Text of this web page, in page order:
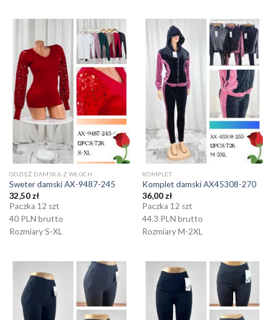
ODZIEŻ DAMSKA Z WŁOCH
Sweter damski AX-9487-245
32,50 zł
Paczka 12 szt
40 PLN brutto
Rozmiary S-XL
KOMPLET
Komplet damski AX45308-270
36,00 zł
Paczka 12 szt
44.3 PLN brutto
Rozmiary M-2XL